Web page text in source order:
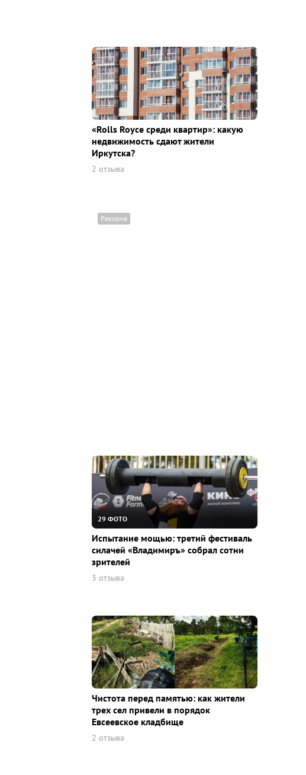
«Rolls Royce среди квaртир»: какую
недвижимость сдают жители
Иркутска?
2 отзыва
29 ФОТО
Испытание мощью: третий фестиваль
силачей «Владимиръ» собрал сотни
зрителей
3 отзыва
Чистота перед памятью: как жители
трех сел привели в порядок
Евсеевское кладбище
2 отзыва